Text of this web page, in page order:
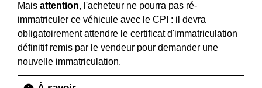
Mais attention, l'acheteur ne pourra pas ré-
immatriculer ce véhicule avec le CPI : il devra
obligatoirement attendre le certificat d'immatriculation
définitif remis par le vendeur pour demander une
nouvelle immatriculation.